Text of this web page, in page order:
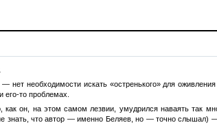
нет необходимости искать «остренького» для
его-то проблемах.
как он, на этом самом лезвии, умудрился наваять так
знать, что автор — именно Беляев, но — точно слышал) —